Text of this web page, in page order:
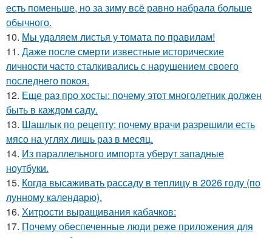
есть поменьше, но за зиму всё равно набрала больше
обычного.
10. Мы удаляем листья у томата по правилам!
11. Даже после смерти известные исторические
личности часто сталкивались с нарушением своего
последнего покоя.
12. Еще раз про хосты: почему этот многолетник должен
быть в каждом саду.
13. Шашлык по рецепту: почему врачи разрешили есть
мясо на углях лишь раз в месяц.
14. Из параллельного импорта уберут западные
ноутбуки.
15. Когда высаживать рассаду в теплицу в 2026 году (по
лунному календарю).
16. Хитрости выращивания кабачков:
17. Почему обеспеченные люди реже приложения для